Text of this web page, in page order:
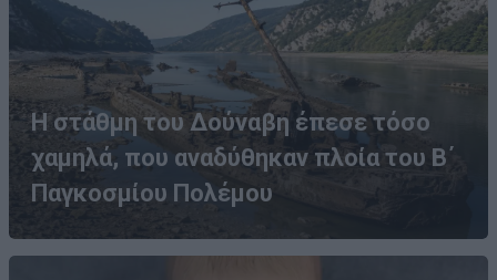
Η στάθμη του Δούναβη έπεσε τόσο
χαμηλά, που αναδύθηκαν πλοία του Β΄
Παγκοσμίου Πολέμου